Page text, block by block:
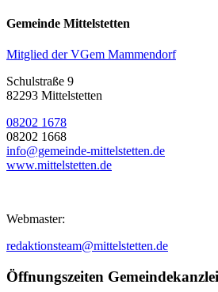
Gemeinde Mittelstetten
Mitglied der VGem Mammendorf
Schulstraße 9
82293 Mittelstetten
08202 1678
08202 1668
info@gemeinde-mittelstetten.de
www.mittelstetten.de
Webmaster:
redaktionsteam@mittelstetten.de
Öffnungszeiten